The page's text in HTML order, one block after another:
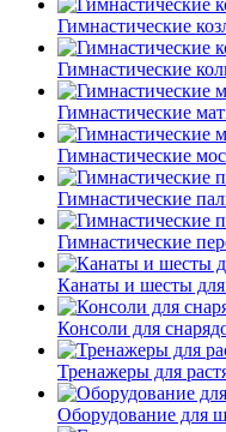
Гимнастические
Гимнастические
Гимнастические
Гимнастические
Гимнастические
Гимнастические
Канаты и шесты для
Консоли для
Тренажеры для
Оборудование для